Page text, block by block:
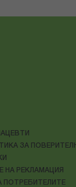
ЗА
НА РЕКЛАМАЦИЯ
ПОТРЕБИТЕЛИТЕ